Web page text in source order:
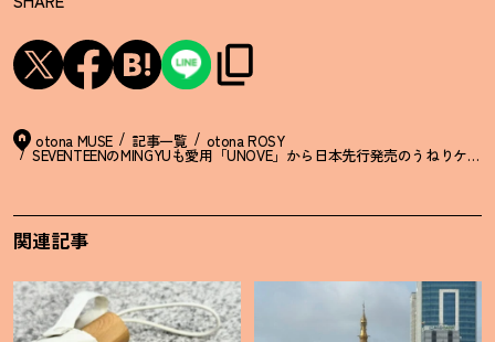
otona MUSE 記事一覧 otona ROSY
SEVENTEENのMINGYUも愛用「UNOVE」から日本先行発売のうねりケア
関連記事